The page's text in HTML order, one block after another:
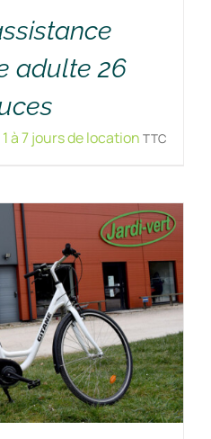
adulte 26
à 7 jours de location TTC